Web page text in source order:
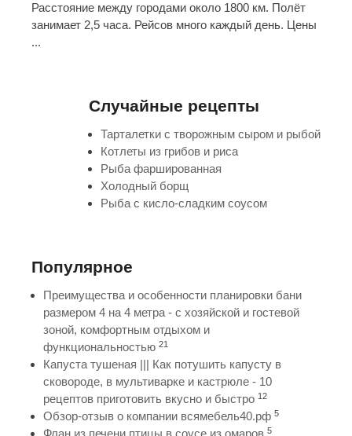
Расстояние между городами около 1800 км. Полёт
занимает 2,5 часа. Рейсов много каждый день. Цены
...
Случайные рецепты
Тарталетки с творожным сыром и рыбой
Котлеты из грибов и риса
Рыба фаршированная
Холодный борщ
Рыба с кисло-сладким соусом
Популярное
Преимущества и особенности планировки бани
размером 4 на 4 метра - с хозяйской и гостевой
зоной, комфортным отдыхом и
функциональностью 21
Капуста тушеная ||| Как потушить капусту в
сковороде, в мультиварке и кастрюле - 10
рецептов приготовить вкусно и быстро 12
Обзор-отзыв о компании всямебель40.рф 5
5